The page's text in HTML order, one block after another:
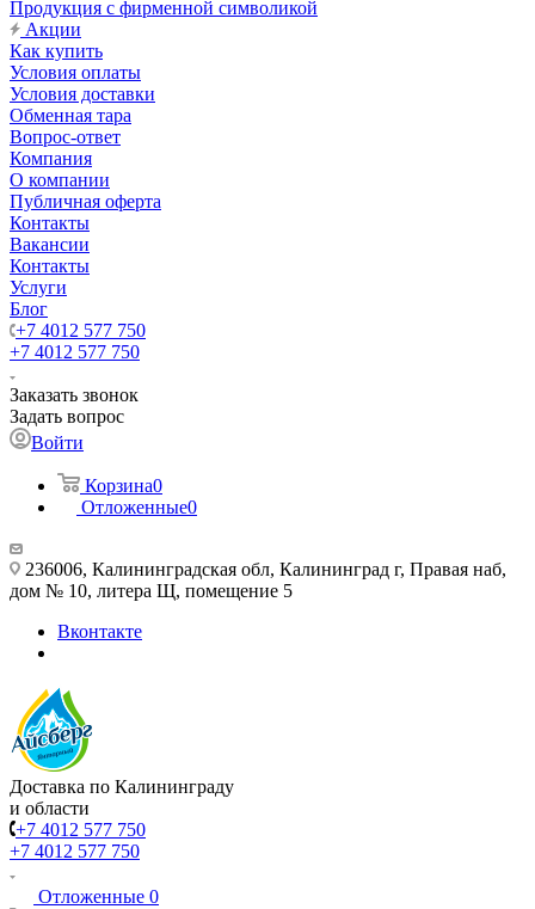
Продукция с фирменной символикой
Акции
Как купить
Условия оплаты
Условия доставки
Обменная тара
Вопрос-ответ
Компания
О компании
Публичная оферта
Контакты
Вакансии
Контакты
Услуги
Блог
+7 4012 577 750
+7 4012 577 750
Заказать звонок
Задать вопрос
Войти
Корзина0
Отложенные0
236006, Калининградская обл, Калининград г, Правая наб,
дом № 10, литера Щ, помещение 5
Вконтакте
Доставка по Калининграду
и области
+7 4012 577 750
+7 4012 577 750
Отложенные 0